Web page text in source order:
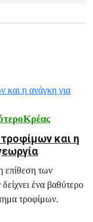
και η
επίθεση των
ένα βαθύτερο
τροφίμων.